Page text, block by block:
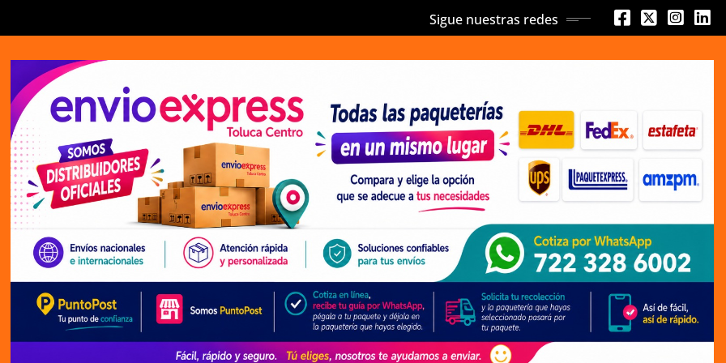
Sigue nuestras redes